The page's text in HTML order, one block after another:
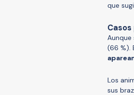
que
(66 %).
Los
sus